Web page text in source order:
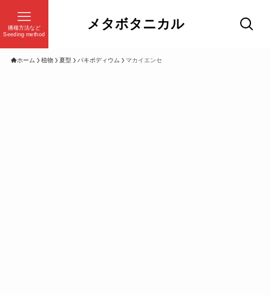
メタボタニカル
播種方法など
Seeding method
ホーム 植物 夏型 パキポディウム マカイエンセ